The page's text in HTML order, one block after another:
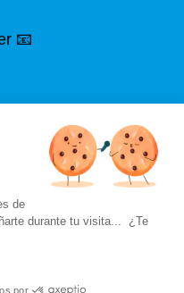
📧
de servicio
de
durante tu visita... ¿Te
por